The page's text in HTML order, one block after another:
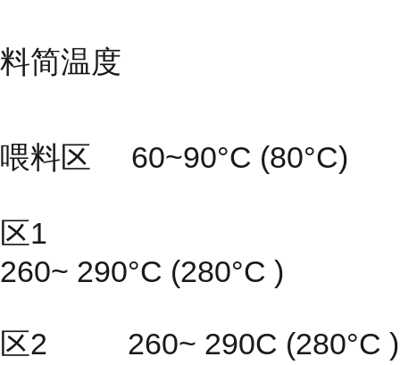
料简温度
喂料区 60~90°C (80°C)
区1
260~ 290°C (280°C )
区2 260~ 290C (280°C )